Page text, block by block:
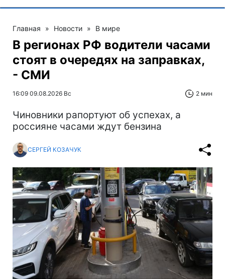
Главная » Новости » В мире
В регионах РФ водители часами
стоят в очередях на заправках,
- СМИ
16:09 09.08.2026 Вс 2 мин
Чиновники рапортуют об успехах, а
россияне часами ждут бензина
СЕРГЕЙ КОЗАЧУК